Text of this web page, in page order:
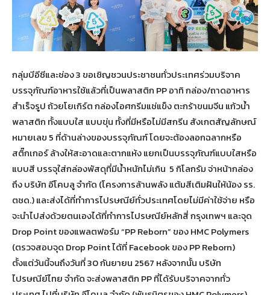
กลุ่มบีอีซีและช่อง 3 ขอเชิญชวนประชาชนทั่วประเทศร่วมบริจาค
บรรจุภัณฑ์อาหารใช้แล้วที่เป็นพลาสติก PP อาทิ กล่อง/ถาดอาหาร
สำเร็จรูป ถ้วยโยเกิร์ต กล่องไอศกรีมแช่แข็ง ตะกร้าขนมจีน แก้วน้ำ
พลาสติก ทั้งแบบใส แบบขุ่น ทั้งที่มีหรือไม่มีสกรีน สังเกตสัญลักษณ์
หมายเลข 5 ที่ด้านล่างของบรรจุภัณฑ์ โดยจะต้องลอกฉลากหรือ
สติ๊กเกอร์ ล้างให้สะอาดและตากแห้ง แยกเป็นบรรจุภัณฑ์แบบใสหรือ
แบบสี บรรจุใส่กล่องพัสดุที่มีน้ำหนักไม่เกิน 5 กิโลกรัม จ่าหน้ากล่อง
ถึง บริษัท อีโคบลู จำกัด (โครงการล้านพลัง แต้มสีเติมฝันให้น้อง รร.
ตชด.) และส่งได้ที่ทำการไปรษณีย์ทั่วประเทศโดยไม่มีค่าใช้จ่าย หรือ
จะนำไปส่งด้วยตนเองได้ที่ทำการไปรษณีย์หลักสี่ กรุงเทพฯ และจุด
Drop Point ของแพลตฟอร์ม “PP Reborn” ของ HMC Polymers
(ตรวจสอบจุด Drop Point ได้ที่ Facebook ของ PP Reborn)
ตั้งแต่วันนี้จนถึงวันที่ 30 กันยายน 2567 หลังจากนั้น บริษัท
ไปรษณีย์ไทย จำกัด จะส่งพลาสติก PP ที่ได้รับบริจาคจากทั่ว